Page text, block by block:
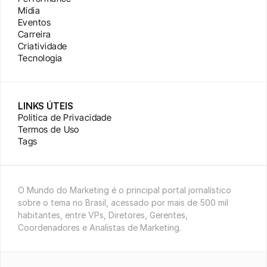
Mídia
Eventos
Carreira
Criatividade
Tecnologia
LINKS ÚTEIS
Política de Privacidade
Termos de Uso
Tags
O Mundo do Marketing é o principal portal jornalístico
sobre o tema no Brasil, acessado por mais de 500 mil
habitantes, entre VPs, Diretores, Gerentes,
Coordenadores e Analistas de Marketing.